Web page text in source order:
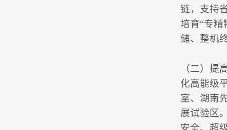
链，支持
培育“专精
储、整机
（二）提
化高能级
室、湖南
展试验区
安全、超